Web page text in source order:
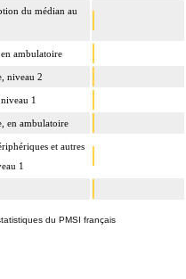
du médian au
ambulatoire
niveau 2
1
en ambulatoire
et autres
1
du PMSI français